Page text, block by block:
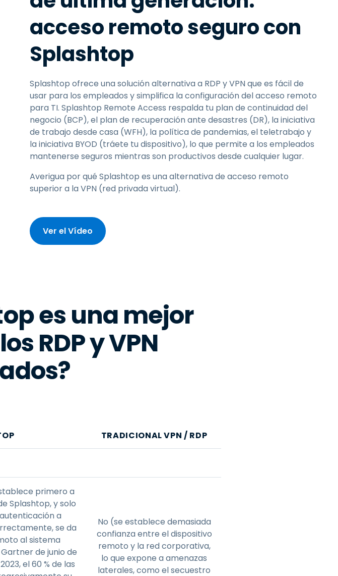
acceso remoto seguro con
Splashtop
Splashtop ofrece una solución alternativa a RDP y VPN que es fácil de
usar para los empleados y simplifica la configuración del acceso remoto
para TI. Splashtop Remote Access respalda tu plan de continuidad del
negocio (BCP), el plan de recuperación ante desastres (DR), la iniciativa
de trabajo desde casa (WFH), la política de pandemias, el teletrabajo y
la iniciativa BYOD (tráete tu dispositivo), lo que permite a los empleados
mantenerse seguros mientras son productivos desde cualquier lugar.
Averigua por qué Splashtop es una alternativa de acceso remoto
superior a la VPN (red privada virtual).
Ver el Vídeo
es una mejor
RDP y VPN
TRADICIONAL VPN / RDP
primero a
Splashtop, y solo
a
se da
al sistema
de junio de
el 60 % de las
No (se establece demasiada
confianza entre el dispositivo
remoto y la red corporativa,
lo que expone a amenazas
laterales, como el secuestro